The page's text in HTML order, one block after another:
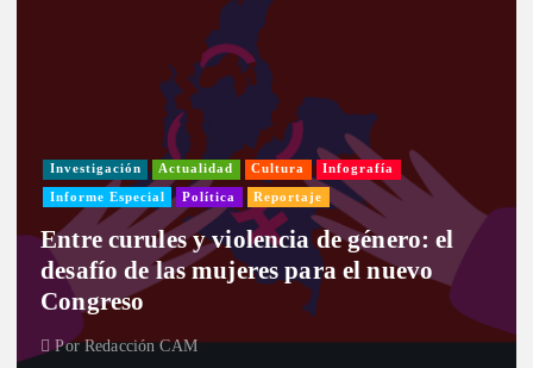
Investigación Actualidad Cultura Infografía
Informe Especial Política Reportaje
Entre curules y violencia de género: el
desafío de las mujeres para el nuevo
Congreso
PorRedacción CAM